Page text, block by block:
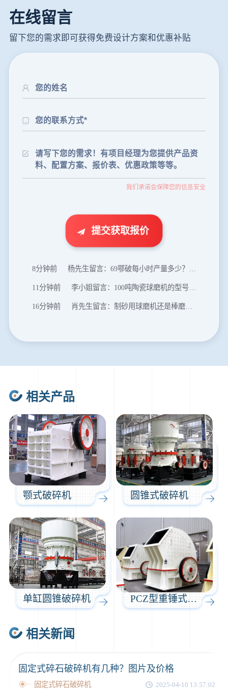
在线留言
留下您的需求即可获得免费设计方案和优惠补贴
我们承诺会保障您的信息安全
提交获取报价
24分钟前 朱先生留言：制砂机3000吨一套多少钱？
35分钟前 张先生留言：碎石机有几种型号？碎石机械设备一套价格？
武先生留言：年产100万吨机制砂，用什么设备？
王先生留言：建一条石料破碎生产线，规模300吨/小时，提供设备选型和报价。
陈先生留言：每小时100吨建筑垃圾粉碎机？推荐用什么型号？
8分钟前 杨先生留言：69鄂破每小时产量多少？参数和工作视频。
11分钟前 李小姐留言：100吨陶瓷球磨机的型号和参数？
16分钟前 肖先生留言：制砂用球磨机还是棒磨机？每小时100吨价格。
24分钟前 朱先生留言：制砂机3000吨一套多少钱？
1分钟前 谢先生留言：球磨机多少钱一台？提供型号和参数。
2分钟前 王先生留言：建一条石料破碎生产线，规模300吨/小时，提供设备选型和报价。
5分钟前 陈先生留言：每小时100吨建筑垃圾粉碎机？推荐用什么型号？
相关产品
颚式破碎机 圆锥式破碎机
单缸圆锥破碎机 PCZ型重锤式破碎机
相关新闻
固定式碎石破碎机有几种？图片及价格
固定式碎石破碎机 2025-04-10 13:57:02